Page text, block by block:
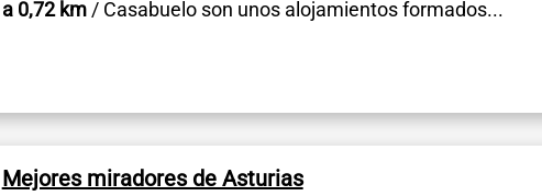
a 0,72 km/ Casabuelo son unos alojamientos formados...
Mejores miradores de Asturias